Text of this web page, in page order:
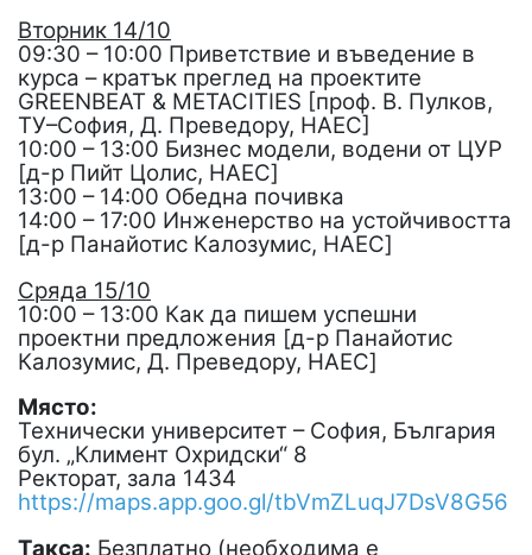
Вторник 14/10
09:30 – 10:00 Приветствие и въведение в
курса – кратък преглед на проектите
GREENBEAT & METACITIES [проф. В. Пулков,
ТУ–София, Д. Преведору, HAEC]
10:00 – 13:00 Бизнес модели, водени от ЦУР
[д-р Пийт Цолис, HAEC]
13:00 – 14:00 Обедна почивка
14:00 – 17:00 Инженерство на устойчивостта
[д-р Панайотис Калозумис, HAEC]
Сряда 15/10
10:00 – 13:00 Как да пишем успешни
проектни предложения [д-р Панайотис
Калозумис, Д. Преведору, HAEC]
Място:
Технически университет – София, България
бул. „Климент Охридски“ 8
Ректорат, зала 1434
https://maps.app.goo.gl/tbVmZLuqJ7DsV8G56
Такса: Безплатно (необходима е